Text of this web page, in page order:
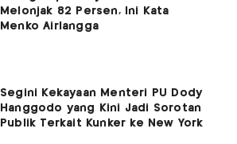
Melonjak 82 Persen, Ini Kata
Menko Airlangga
Segini Kekayaan Menteri PU Dody
Hanggodo yang Kini Jadi Sorotan
Publik Terkait Kunker ke New York